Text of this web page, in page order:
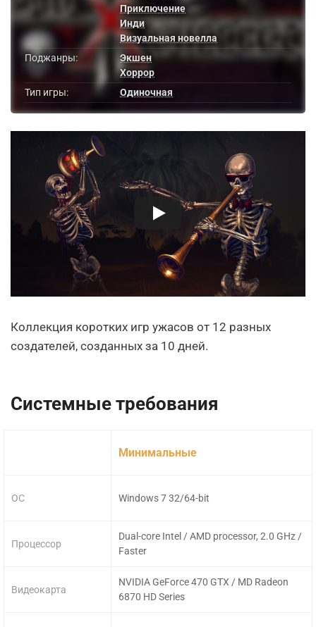
Приключение
Инди
Визуальная новелла
Поджанры:
Экшен
Хоррор
Тип игры:
Одиночная
Коллекция коротких игр ужасов от 12 разных
создателей, созданных за 10 дней.
Системные требования
ОС
Процессор
Видеокарта
Минимальные
Windows 7 32/64-bit
Dual-core Intel / AMD processor, 2.0 GHz /
Faster
NVIDIA GeForce 470 GTX / MD Radeon
6870 HD Series